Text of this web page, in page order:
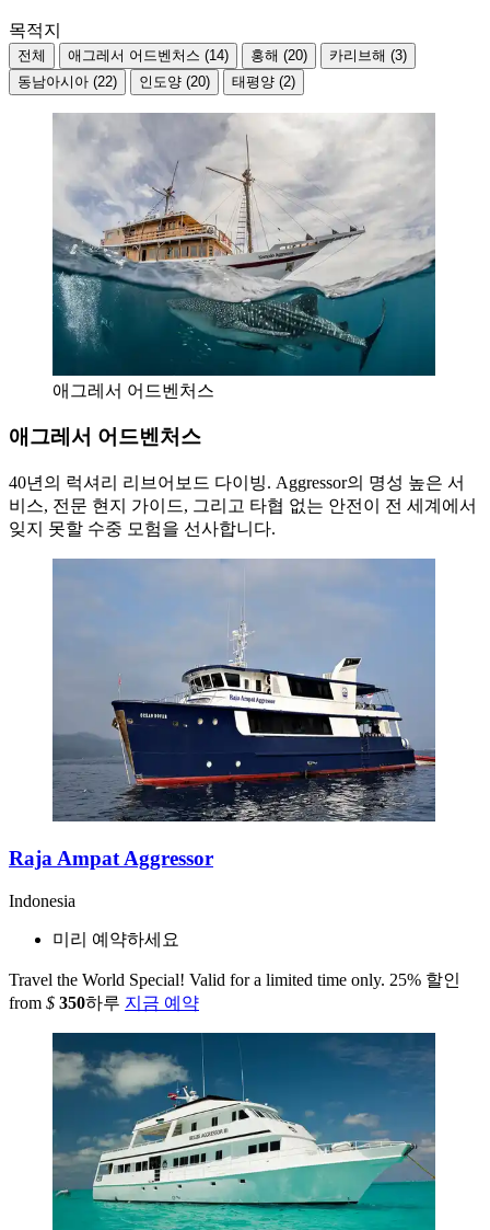
목적지
전체 애그레서 어드벤처스 (14) 홍해 (20)
카리브해 (3)
동남아시아 (22)
인도양 (20) 태평양 (2)
애그레서 어드벤처스
애그레서 어드벤처스
40년의 럭셔리 리브어보드 다이빙. Aggressor의 명성 높은 서
비스, 전문 현지 가이드, 그리고 타협 없는 안전이 전 세계에서
잊지 못할 수중 모험을 선사합니다.
Raja Ampat Aggressor
Indonesia
미리 예약하세요
Travel the World Special! Valid for a limited time only. 25% 할인
from $ 350하루 지금 예약